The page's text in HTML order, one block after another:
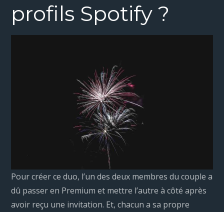
profils Spotify ?
Pour créer ce duo, l’un des deux membres du couple a
dû passer en Premium et mettre l’autre à côté après
avoir reçu une invitation. Et, chacun a sa propre